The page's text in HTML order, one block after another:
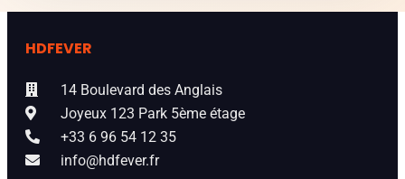
HDFEVER
14 Boulevard des Anglais
Joyeux 123 Park 5ème étage
+33 6 96 54 12 35
info@hdfever.fr